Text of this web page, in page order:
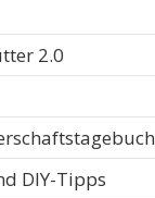
2.0
DIY-Tipps